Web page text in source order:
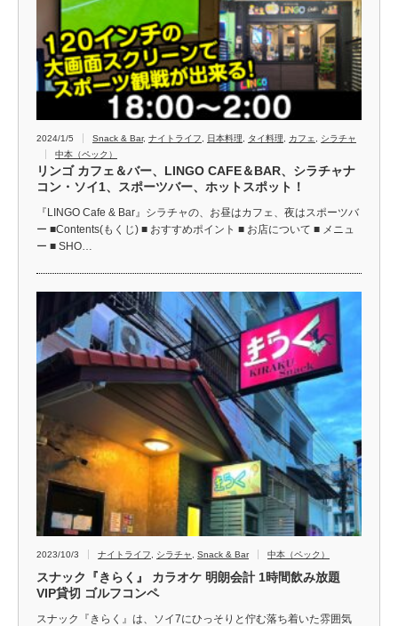
2024/1/5 Snack & Bar, ナイトライフ 日本料理 タイ料理 カフェ
シラチャ
中本（ペック）
リンゴ カフェ＆バー、LINGO CAFE＆BAR、シラチャナ
コン・ソイ1、スポーツバー、ホットスポット！
『LINGO Cafe & Bar』シラチャの、お昼はカフェ、夜はスポーツバ
ー ■Contents(もくじ) ■ おすすめポイント ■ お店について ■ メニュ
ー ■ SHO…
2023/10/3 ナイトライフ シラチャ Snack & Bar 中本（ペック）
スナック『きらく』 カラオケ 明朗会計 1時間飲み放題
VIP貸切 ゴルフコンペ
スナック『きらく』は、ソイ7にひっそりと佇む落ち着いた雰囲気